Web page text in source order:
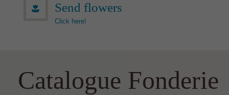
Send flowers
Click here!
Catalogue Fonderie